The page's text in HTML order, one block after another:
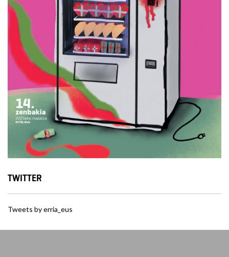
TWITTER
Tweets by erria_eus